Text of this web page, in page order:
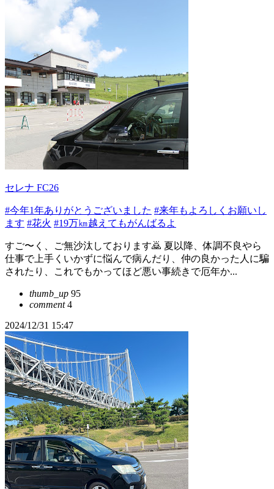
セレナ FC26
#今年1年ありがとうございました #来年もよろしくお願いし
ます #花火 #19万㎞越えてもがんばるよ
すご〜く、ご無沙汰しております🙇 夏以降、体調不良やら
仕事で上手くいかずに悩んで病んだり、仲の良かった人に騙
されたり、これでもかってほど悪い事続きで厄年か...
thumb_up 95
comment4
2024/12/31 15:47